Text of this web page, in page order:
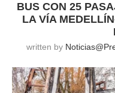
BUS CON 25
LA VÍA
written by